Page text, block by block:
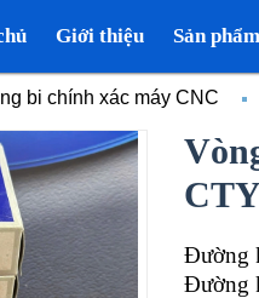
Giới thiệu Sản phẩm
bi chính xác máy CNC
Đường
Đường